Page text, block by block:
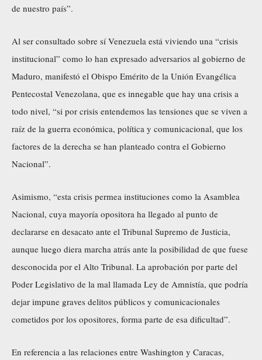
de nuestro país”.
Al ser consultado sobre sí Venezuela está viviendo una “crisis
institucional” como lo han expresado adversarios al gobierno de
Maduro, manifestó el Obispo Emérito de la Unión Evangélica
Pentecostal Venezolana, que es innegable que hay una crisis a
todo nivel, “si por crisis entendemos las tensiones que se viven a
raíz de la guerra económica, política y comunicacional, que los
factores de la derecha se han planteado contra el Gobierno
Nacional”.
Asimismo, “esta crisis permea instituciones como la Asamblea
Nacional, cuya mayoría opositora ha llegado al punto de
declararse en desacato ante el Tribunal Supremo de Justicia,
aunque luego diera marcha atrás ante la posibilidad de que fuese
desconocida por el Alto Tribunal. La aprobación por parte del
Poder Legislativo de la mal llamada Ley de Amnistía, que podría
dejar impune graves delitos públicos y comunicacionales
cometidos por los opositores, forma parte de esa dificultad”.
En referencia a las relaciones entre Washington y Caracas,